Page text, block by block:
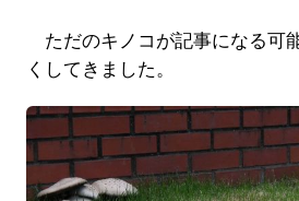
ただのキノコが記事になる可
くしてきました。